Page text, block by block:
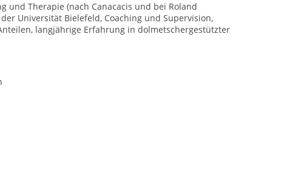
und Therapie (nach Canacacis und bei Roland
Universität Bielefeld, Coaching und Supervision,
langjährige Erfahrung in dolmetschergestützter